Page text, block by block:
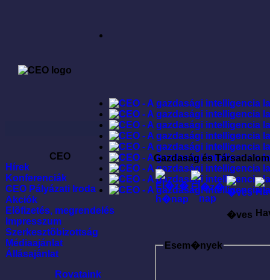
CEO
Hírek
Konferenciák
CEO Pályázati Iroda
Akciók
Elõfizetés, megrendelés
Impresszum
Szerkesztõbizottság
Médiaajánlat
Állásajánlat
Rovataink
Gazdaság és Társadalom
�ves
Esem�nyek